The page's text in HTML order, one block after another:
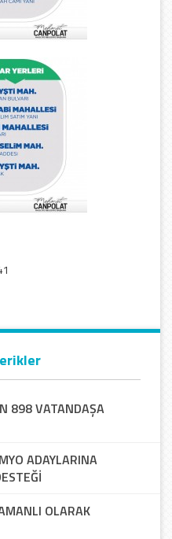
898 VATANDAŞA
ADAYLARINA
OLARAK